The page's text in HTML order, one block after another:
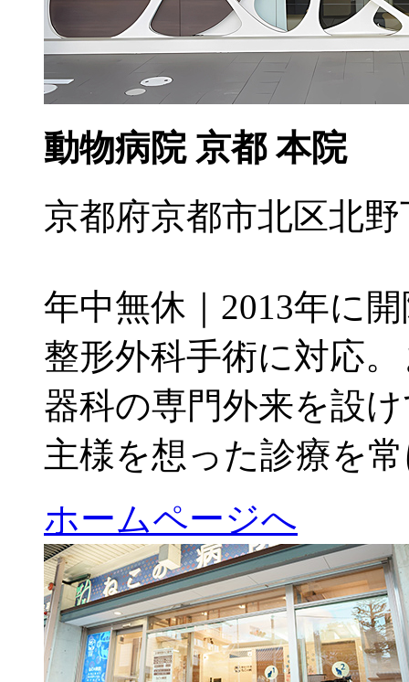
動物病院 京都 本院
京都府京都市北区北野
年中無休｜2013年に
整形外科手術に対応
器科の専門外来を設
主様を想った診療を
ホームページへ